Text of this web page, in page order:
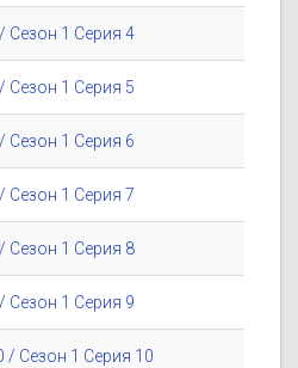
Сезон 1 Серия 4
Сезон 1 Серия 5
Сезон 1 Серия 6
Сезон 1 Серия 7
Сезон 1 Серия 8
Сезон 1 Серия 9
/ Сезон 1 Серия 10